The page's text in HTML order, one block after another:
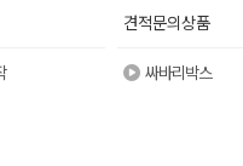
견적문의상품
싸바리박스